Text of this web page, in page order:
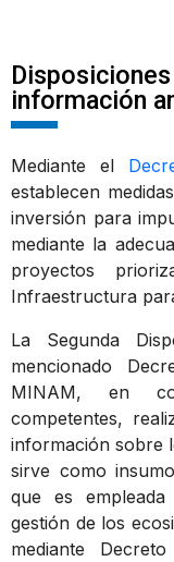
información
Mediante el
establecen
inversión para
mediante la
proyectos
Infraestructura
La Segunda
mencionado
MINAM, en
competentes,
información sobre
sirve como
que es
gestión de los
mediante